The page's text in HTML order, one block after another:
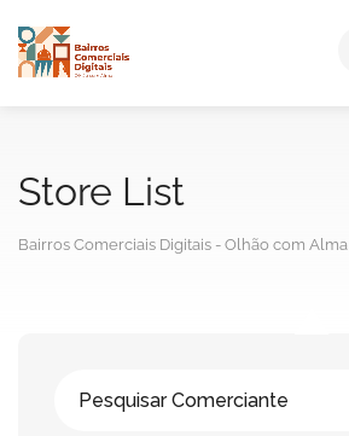
Store List
Bairros Comerciais Digitais - Olhão com Alma